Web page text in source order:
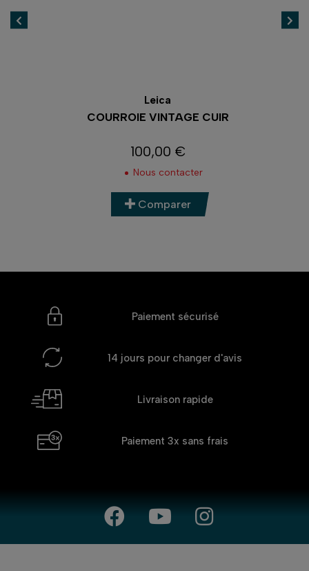
Leica
COURROIE VINTAGE CUIR
Prix
100,00 €
Nous contacter
Comparer
Paiement sécurisé
14 jours pour changer d'avis
Livraison rapide
Paiement 3x sans frais